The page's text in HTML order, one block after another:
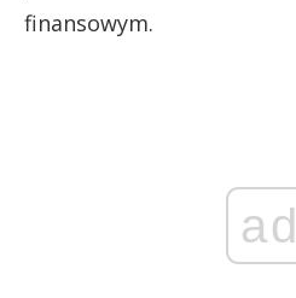
finansowym.
ad